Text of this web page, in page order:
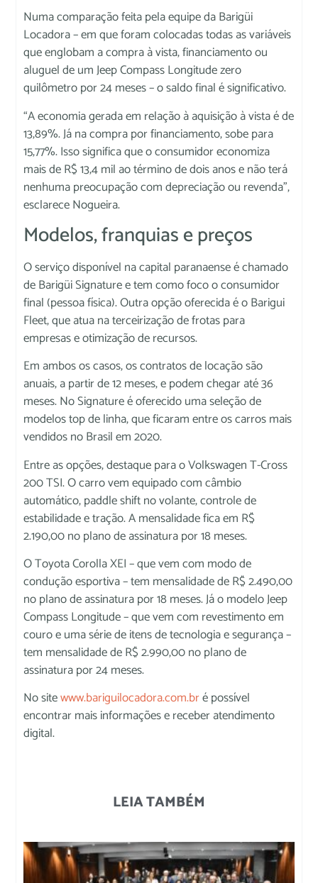
Numa comparação feita pela equipe da Barigüi
Locadora – em que foram colocadas todas as variáveis
que englobam a compra à vista, financiamento ou
aluguel de um Jeep Compass Longitude zero
quilômetro por 24 meses – o saldo final é significativo.
“A economia gerada em relação à aquisição à vista é de
13,89%. Já na compra por financiamento, sobe para
15,77%. Isso significa que o consumidor economiza
mais de R$ 13,4 mil ao término de dois anos e não terá
nenhuma preocupação com depreciação ou revenda”,
esclarece Nogueira.
Modelos, franquias e preços
O serviço disponível na capital paranaense é chamado
de Barigüi Signature e tem como foco o consumidor
final (pessoa física). Outra opção oferecida é o Barigui
Fleet, que atua na terceirização de frotas para
empresas e otimização de recursos.
Em ambos os casos, os contratos de locação são
anuais, a partir de 12 meses, e podem chegar até 36
meses. No Signature é oferecido uma seleção de
modelos top de linha, que ficaram entre os carros mais
vendidos no Brasil em 2020.
Entre as opções, destaque para o Volkswagen T-Cross
200 TSI. O carro vem equipado com câmbio
automático, paddle shift no volante, controle de
estabilidade e tração. A mensalidade fica em R$
2.190,00 no plano de assinatura por 18 meses.
O Toyota Corolla XEI – que vem com modo de
condução esportiva – tem mensalidade de R$ 2.490,00
no plano de assinatura por 18 meses. Já o modelo Jeep
Compass Longitude – que vem com revestimento em
couro e uma série de itens de tecnologia e segurança –
tem mensalidade de R$ 2.990,00 no plano de
assinatura por 24 meses.
No sitewww.bariguilocadora.com.bré possível
encontrar mais informações e receber atendimento
digital.
LEIA TAMBÉM